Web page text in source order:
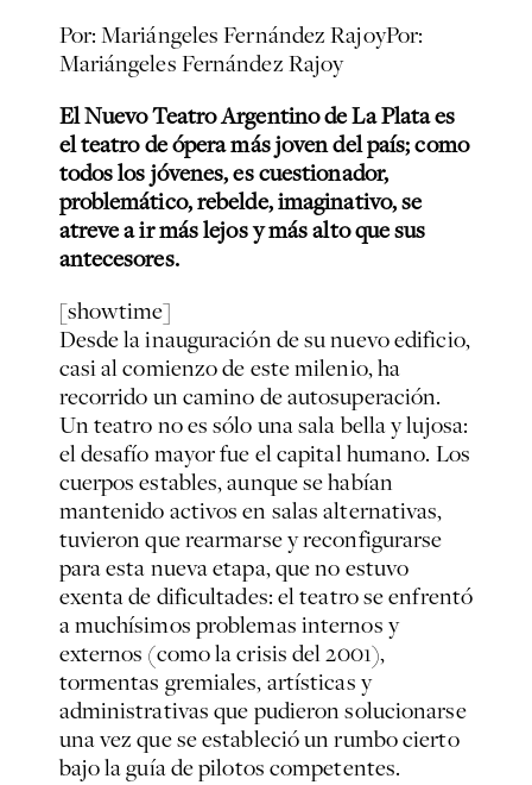
Por: Mariángeles Fernández RajoyPor:
Mariángeles Fernández Rajoy
El Nuevo Teatro Argentino de La Plata es
el teatro de ópera más joven del país; como
todos los jóvenes, es cuestionador,
problemático, rebelde, imaginativo, se
atreve a ir más lejos y más alto que sus
antecesores.
[showtime]
Desde la inauguración de su nuevo edificio,
casi al comienzo de este milenio, ha
recorrido un camino de autosuperación.
Un teatro no es sólo una sala bella y lujosa:
el desafío mayor fue el capital humano. Los
cuerpos estables, aunque se habían
mantenido activos en salas alternativas,
tuvieron que rearmarse y reconfigurarse
para esta nueva etapa, que no estuvo
exenta de dificultades: el teatro se enfrentó
a muchísimos problemas internos y
externos (como la crisis del 2001),
tormentas gremiales, artísticas y
administrativas que pudieron solucionarse
una vez que se estableció un rumbo cierto
bajo la guía de pilotos competentes.